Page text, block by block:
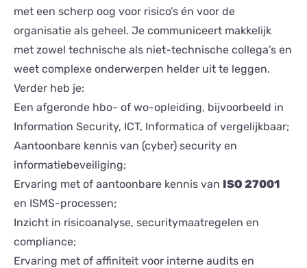
met een scherp oog voor risico’s én voor de
organisatie als geheel. Je communiceert makkelijk
met zowel technische als niet-technische collega’s en
weet complexe onderwerpen helder uit te leggen.
Verder heb je:
Een afgeronde hbo- of wo-opleiding, bijvoorbeeld in
Information Security, ICT, Informatica of vergelijkbaar;
Aantoonbare kennis van (cyber) security en
informatiebeveiliging;
Ervaring met of aantoonbare kennis van ISO 27001
en ISMS-processen;
Inzicht in risicoanalyse, securitymaatregelen en
compliance;
Ervaring met of affiniteit voor interne audits en